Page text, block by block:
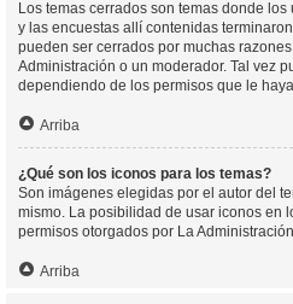
Los temas cerrados son temas donde
y las encuestas allí contenidas
pueden ser cerrados por muchas
Administración o un moderador. Tal vez
dependiendo de los permisos que le
Arriba
¿Qué son los iconos para los temas?
Son imágenes elegidas por el autor del
mismo. La posibilidad de usar iconos en
permisos otorgados por La
Arriba